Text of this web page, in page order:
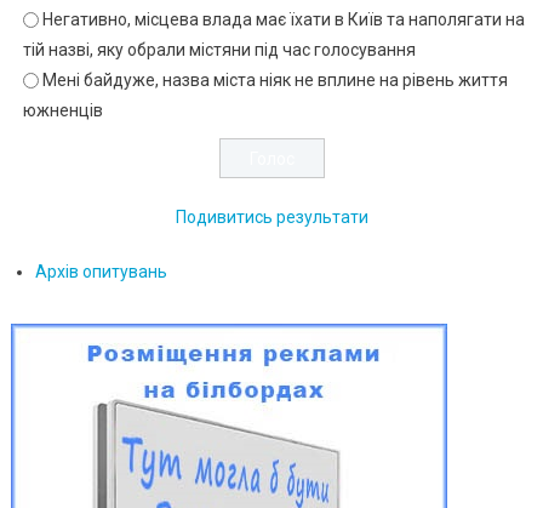
Негативно, місцева влада має їхати в Київ та наполягати на
тій назві, яку обрали містяни під час голосування
Мені байдуже, назва міста ніяк не вплине на рівень життя
южненців
Подивитись результати
Архів опитувань